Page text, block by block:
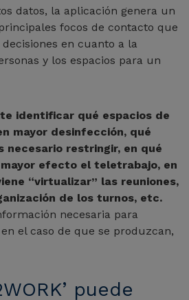
datos, la aplicación genera un
focos de contacto que
en cuanto a la
y los espacios para un
identificar qué espacios de
mayor desinfección, qué
necesario restringir, en qué
efecto el teletrabajo, en
“virtualizar” las reuniones,
de los turnos, etc.
necesaria para
el caso de que se produzcan,
puede